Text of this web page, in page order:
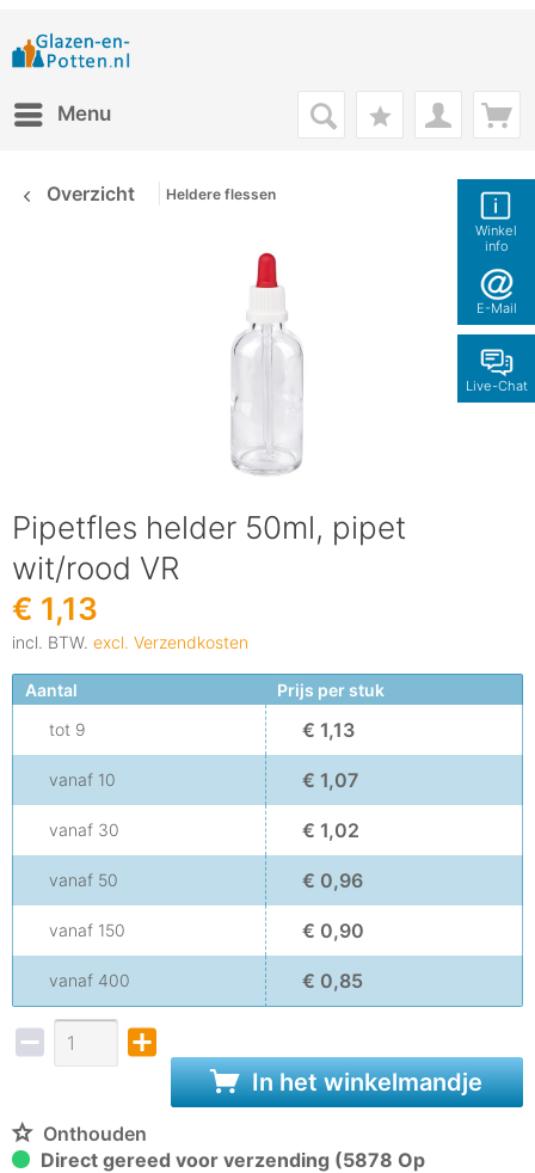
Winkel
info
E-Mail
Live-Chat
Menu
Overzicht Heldere flessen
Pipetfles helder 50ml, pipet
wit/rood VR
€ 1,13
incl. BTW. excl. Verzendkosten
Aantal
Prijs per stuk
tot 9 € 1,13
vanaf 10 € 1,07
vanaf 30 € 1,02
vanaf 50 € 0,96
vanaf 150 € 0,90
vanaf 400 € 0,85
In het winkelmandje
Onthouden
Direct gereed voor verzending (5878 Op